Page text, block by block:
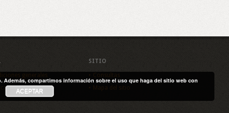
generales
de privacidad
SITIO
Consultas
Mapa del sitio
compartimos información sobre el uso que haga del sitio web con
ACEPTAR